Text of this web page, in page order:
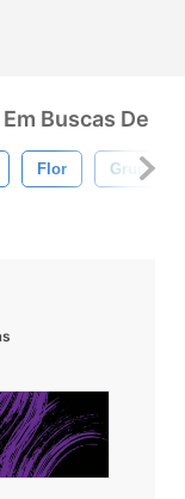
Buscas De
Flor Grunge